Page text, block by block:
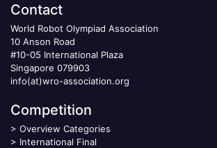
Contact
World Robot Olympiad Association
10 Anson Road
#10-05 International Plaza
Singapore 079903
info(at)wro-association.org
Competition
> Overview Categories
> International Final